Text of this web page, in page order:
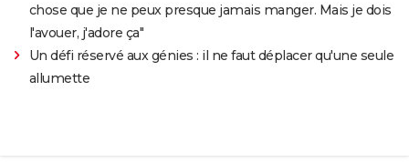
chose que je ne peux presque jamais manger. Mais je dois
l'avouer, j'adore ça"
Un défi réservé aux génies : il ne faut déplacer qu'une seule
allumette